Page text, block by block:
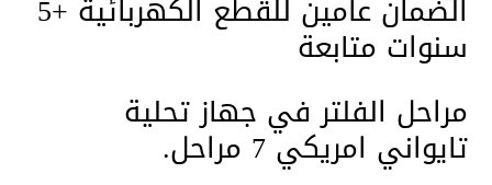
الضمان عامين للقطع الكهربائية +5
سنوات متابعة
مراحل الفلتر في جهاز تحلية
تايواني امريكي 7 مراحل.